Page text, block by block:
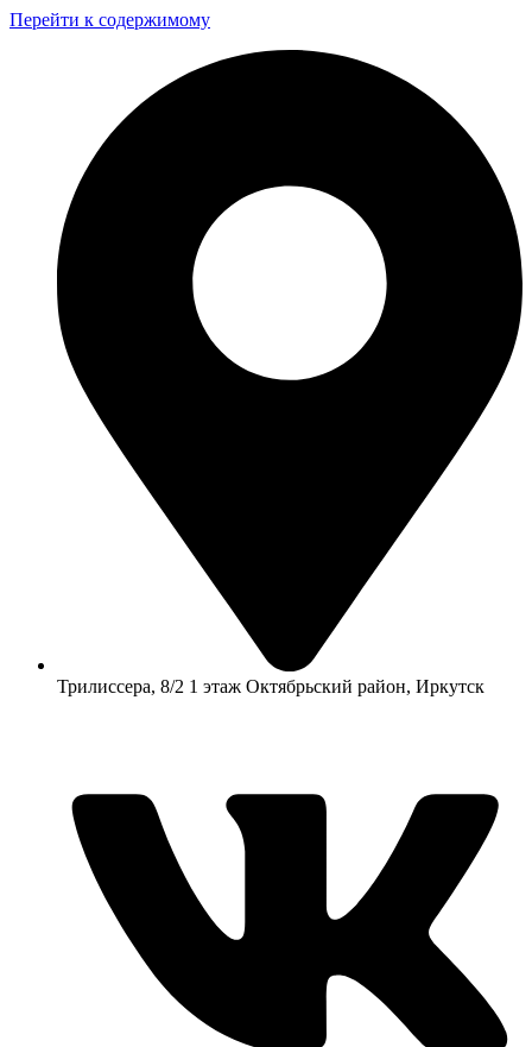
Перейти к содержимому
​Трилиссера, 8/2​ 1 этаж​ Октябрьский район, Иркутск